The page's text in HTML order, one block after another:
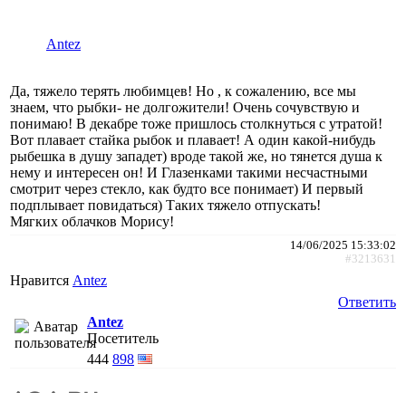
Antez
Да, тяжело терять любимцев! Но , к сожалению, все мы
знаем, что рыбки- не долгожители! Очень сочувствую и
понимаю! В декабре тоже пришлось столкнуться с утратой!
Вот плавает стайка рыбок и плавает! А один какой-нибудь
рыбешка в душу западет) вроде такой же, но тянется душа к
нему и интересен он! И Глазенками такими несчастными
смотрит через стекло, как будто все понимает) И первый
подплывает повидаться) Таких тяжело отпускать!
Мягких облачков Морису!
14/06/2025 15:33:02
#3213631
Нравится Antez
Ответить
Antez
Посетитель
444 898